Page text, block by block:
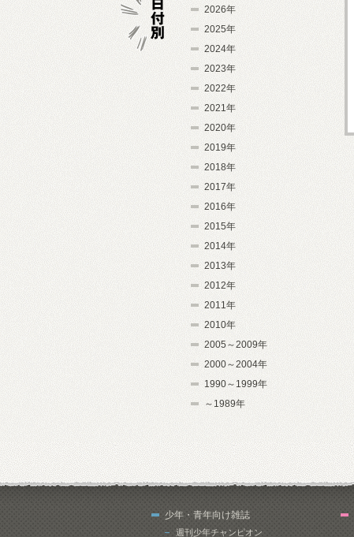
2026年
2025年
2024年
2023年
2022年
2021年
2020年
2019年
2018年
2017年
2016年
2015年
2014年
2013年
2012年
2011年
2010年
2005～2009年
2000～2004年
1990～1999年
～1989年
少年・青年向け雑誌
週刊少年チャンピオン